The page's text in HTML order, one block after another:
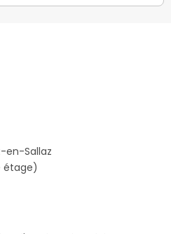
en-Sallaz
étage)